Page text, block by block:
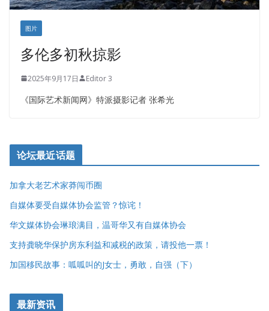
图片
多伦多初秋掠影
2025年9月17日 Editor 3
《国际艺术新闻网》特派摄影记者 张希光
论坛最近话题
加拿大老艺术家莽闯币圈
自媒体要受自媒体协会监管？惊诧！
华文媒体协会琳琅满目，温哥华又有自媒体协会
支持龚晓华保护房东利益和减税的政策，请投他一票！
加国移民故事：呱呱叫的J女士，勇敢，自强（下）
最新资讯